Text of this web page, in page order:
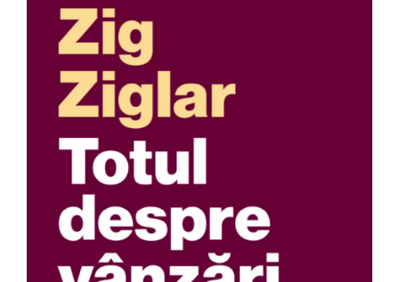
Resurse umane
Vanzari si marketing
Carte scolara
Atlase, dictionare si enciclopedii
Carte prescolara
Carte scolara
Dictionare de limba romana
Ghiduri de conversatie
Invatamant gimnazial
Invatamant primar
Invatarea limbilor straine